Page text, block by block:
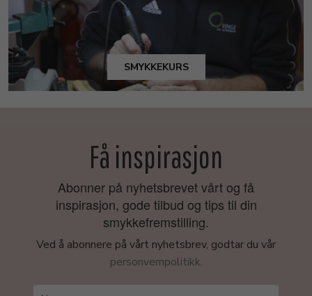
SMYKKEKURS
Få inspirasjon
Abonner på nyhetsbrevet vårt og få
inspirasjon, gode tilbud og tips til din
smykkefremstilling.
Ved å abonnere på vårt nyhetsbrev, godtar du vår
personvernpolitikk.